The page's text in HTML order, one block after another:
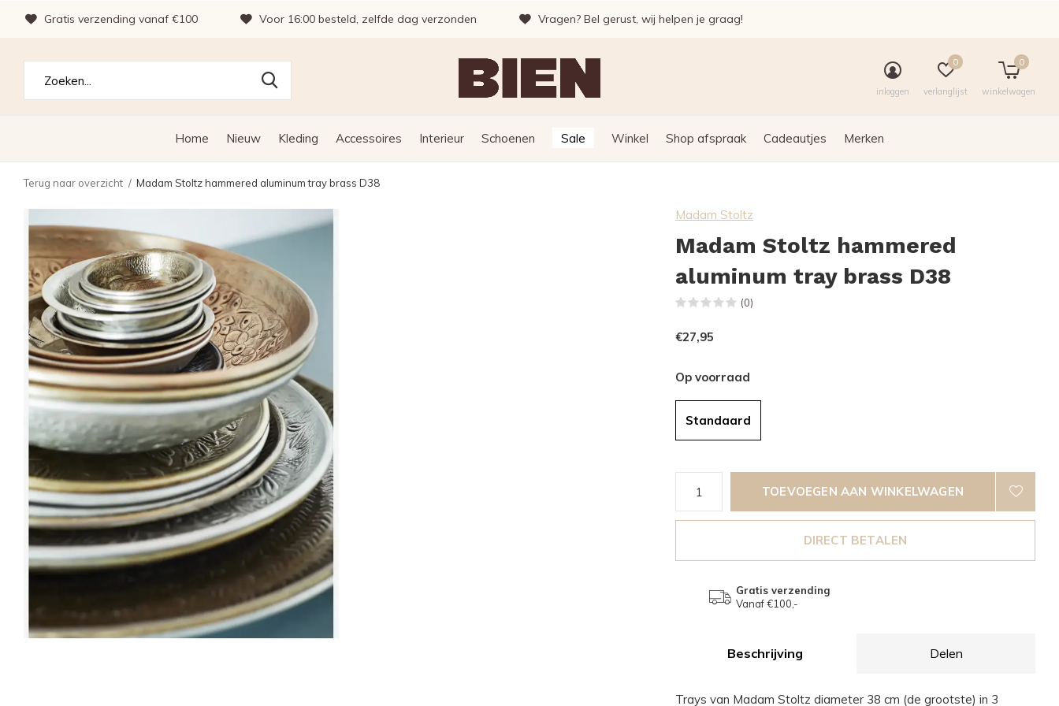
Home Nieuw Kleding Accessoires Interieur Schoenen Sale Winkel Shop afspraak Cadeautjes Merken
inloggen verlanglijst
0
winkelwagen
0
Gratis verzending vanaf €100 Voor 16:00 besteld, zelfde dag verzonden Vragen? Bel gerust, wij helpen je graag!
Terug naar overzicht Madam Stoltz hammered aluminum tray brass D38
Madam Stoltz
Madam Stoltz hammered
aluminum tray brass D38
(0)
€27,95
Op voorraad
Standaard
TOEVOEGEN AAN WINKELWAGEN
DIRECT BETALEN
Gratis verzending
Vanaf €100,-
Beschrijving Delen
Trays van Madam Stoltz diameter 38 cm (de grootste) in 3